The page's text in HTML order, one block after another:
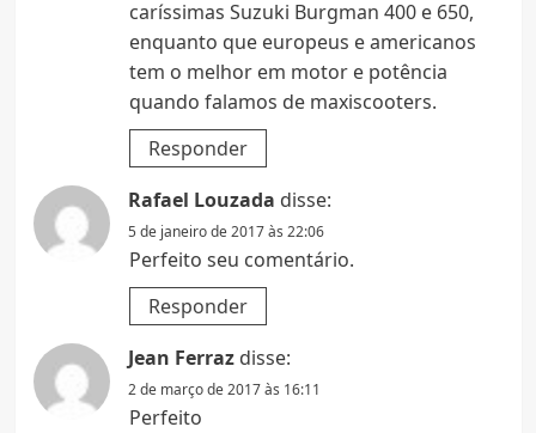
caríssimas Suzuki Burgman 400 e 650,
enquanto que europeus e americanos
tem o melhor em motor e potência
quando falamos de maxiscooters.
Responder
Rafael Louzada disse:
5 de janeiro de 2017 às 22:06
Perfeito seu comentário.
Responder
Jean Ferraz disse:
2 de março de 2017 às 16:11
Perfeito